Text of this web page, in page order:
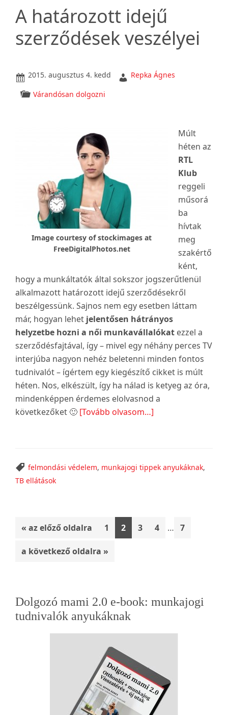
A határozott idejű
szerződések veszélyei
2015. augusztus 4. kedd Repka Ágnes
Várandósan dolgozni
Image courtesy of stockimages at
FreeDigitalPhotos.net
Múlt
héten az
RTL
Klub
reggeli
műsorá
ba
hívtak
meg
szakértő
ként,
hogy a munkáltatók által sokszor jogszerűtlenül
alkalmazott határozott idejű szerződésekről
beszélgessünk. Sajnos nem egy esetben láttam
már, hogyan lehet jelentősen hátrányos
helyzetbe hozni a női munkavállalókat ezzel a
szerződésfajtával, így – mivel egy néhány perces TV
interjúba nagyon nehéz beletenni minden fontos
tudnivalót – ígértem egy kiegészítő cikket is múlt
héten. Nos, elkészült, így ha nálad is ketyeg az óra,
mindenképpen érdemes elolvasnod a
következőket 🙂 [Tovább olvasom…]
szerződések
felmondási védelem, munkajogi tippek anyukáknak,
TB ellátások
« Menj
az előző oldalra Oldal
1 Oldal
2 Oldal
3 Oldal
4
Interim
… Oldal
7
Menj
a következő oldalra »
Elsődleges
oldalsáv
Dolgozó mami 2.0 e-book: munkajogi
tudnivalók anyukáknak